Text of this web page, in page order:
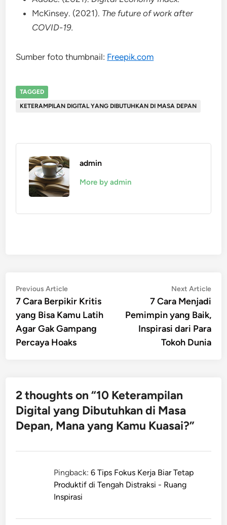
McKinsey. (2021). The future of work after
COVID-19.
Sumber foto thumbnail: Freepik.com
TAGGED
KETERAMPILAN DIGITAL YANG DIBUTUHKAN DI MASA DEPAN
admin
More by admin
Post
navigation
Previous ArticlePrevious
article:
7 Cara Berpikir Kritis
yang Bisa Kamu Latih
Agar Gak Gampang
Percaya Hoaks
Next Article
7 Cara Menjadi
Pemimpin yang Baik,
Inspirasi dari Para
Tokoh Dunia
2 thoughts on “10 Keterampilan
Digital yang Dibutuhkan di Masa
Depan, Mana yang Kamu Kuasai?”
Pingback:6 Tips Fokus Kerja Biar Tetap
Produktif di Tengah Distraksi - Ruang
Inspirasi